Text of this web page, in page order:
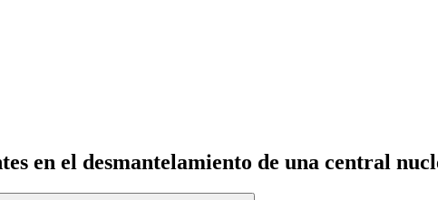
en el desmantelamiento de una central